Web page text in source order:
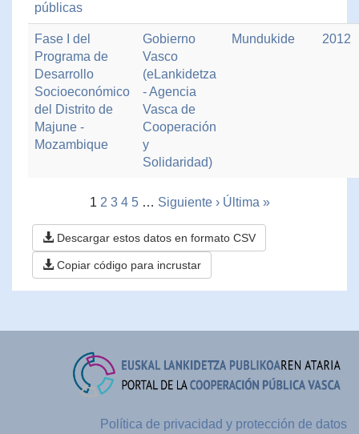
públicas
Fase I del
Programa de
Desarrollo
Socioeconómico
del Distrito de
Majune -
Mozambique
Gobierno
Vasco
(eLankidetza
- Agencia
Vasca de
Cooperación
y
Solidaridad)
Mundukide 2012
1 2 3 4 5 … Siguiente › Última »
Descargar estos datos en formato CSV
Copiar código para incrustar
Política de privacidad y protección de datos